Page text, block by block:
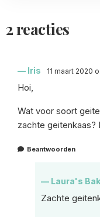
2 reacties
Iris 11 maart 2020
Hoi,
Wat voor soort
zachte geitenkaas?
Beantwoorden
Laura's
Zachte